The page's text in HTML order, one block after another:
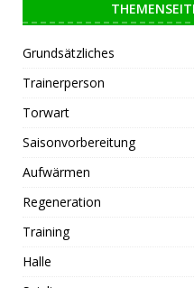
Grundsätzliches
Trainerperson
Torwart
Saisonvorbereitung
Aufwärmen
Regeneration
Training
Halle